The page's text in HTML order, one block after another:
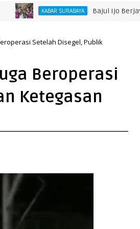
KABAR SURABAYA Bajul Ijo Berjaya!
Setelah Disegel, Publik
Beroperasi
Ketegasan